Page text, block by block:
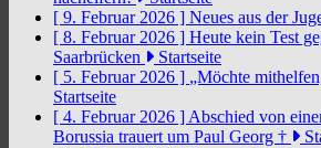
[ 9. Februar 2026 ] Neues aus der
[ 8. Februar 2026 ] Heute kein Test
Saarbrücken
Startseite
[ 5. Februar 2026 ] „Möchte
Startseite
[ 4. Februar 2026 ] Abschied von
Borussia trauert um Paul Georg †